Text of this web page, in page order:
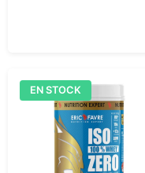
EN STOCK